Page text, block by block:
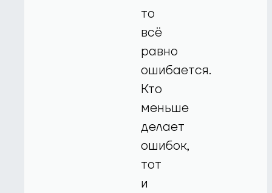
то
всё
равно
ошибается.
Кто
меньше
делает
ошибок,
тот
и